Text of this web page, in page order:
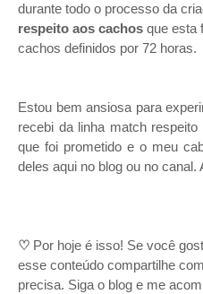
durante todo o processo da
respeito aos cachos que esta
cachos definidos por 72 horas.
Estou bem ansiosa para
recebi da linha match
que foi prometido e o meu
deles aqui no blog ou no canal.
♡ Por hoje é isso! Se você
esse conteúdo compartilhe
precisa. Siga o blog e me